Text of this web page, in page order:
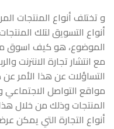
و تختلف أنواع المنتجات
أنواع التسويق لتلك
الموضوع، هو كيف اسوق
مع انتشار تجارة الانترنت
التساؤلات عن هذا الأمر
مواقع التواصل
المنتجات وذلك من خلال
أنواع التجارة التي يمكن